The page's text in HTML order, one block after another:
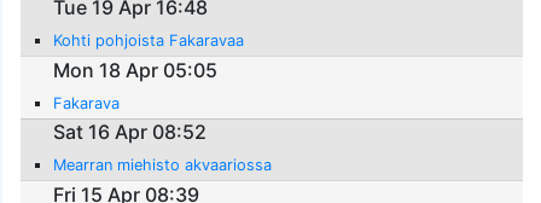
Tue 19 Apr 16:48
Kohti pohjoista Fakaravaa
Mon 18 Apr 05:05
Fakarava
Sat 16 Apr 08:52
Mearran miehisto akvaariossa
Fri 15 Apr 08:39